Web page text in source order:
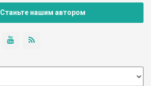
Станьте нашим автором